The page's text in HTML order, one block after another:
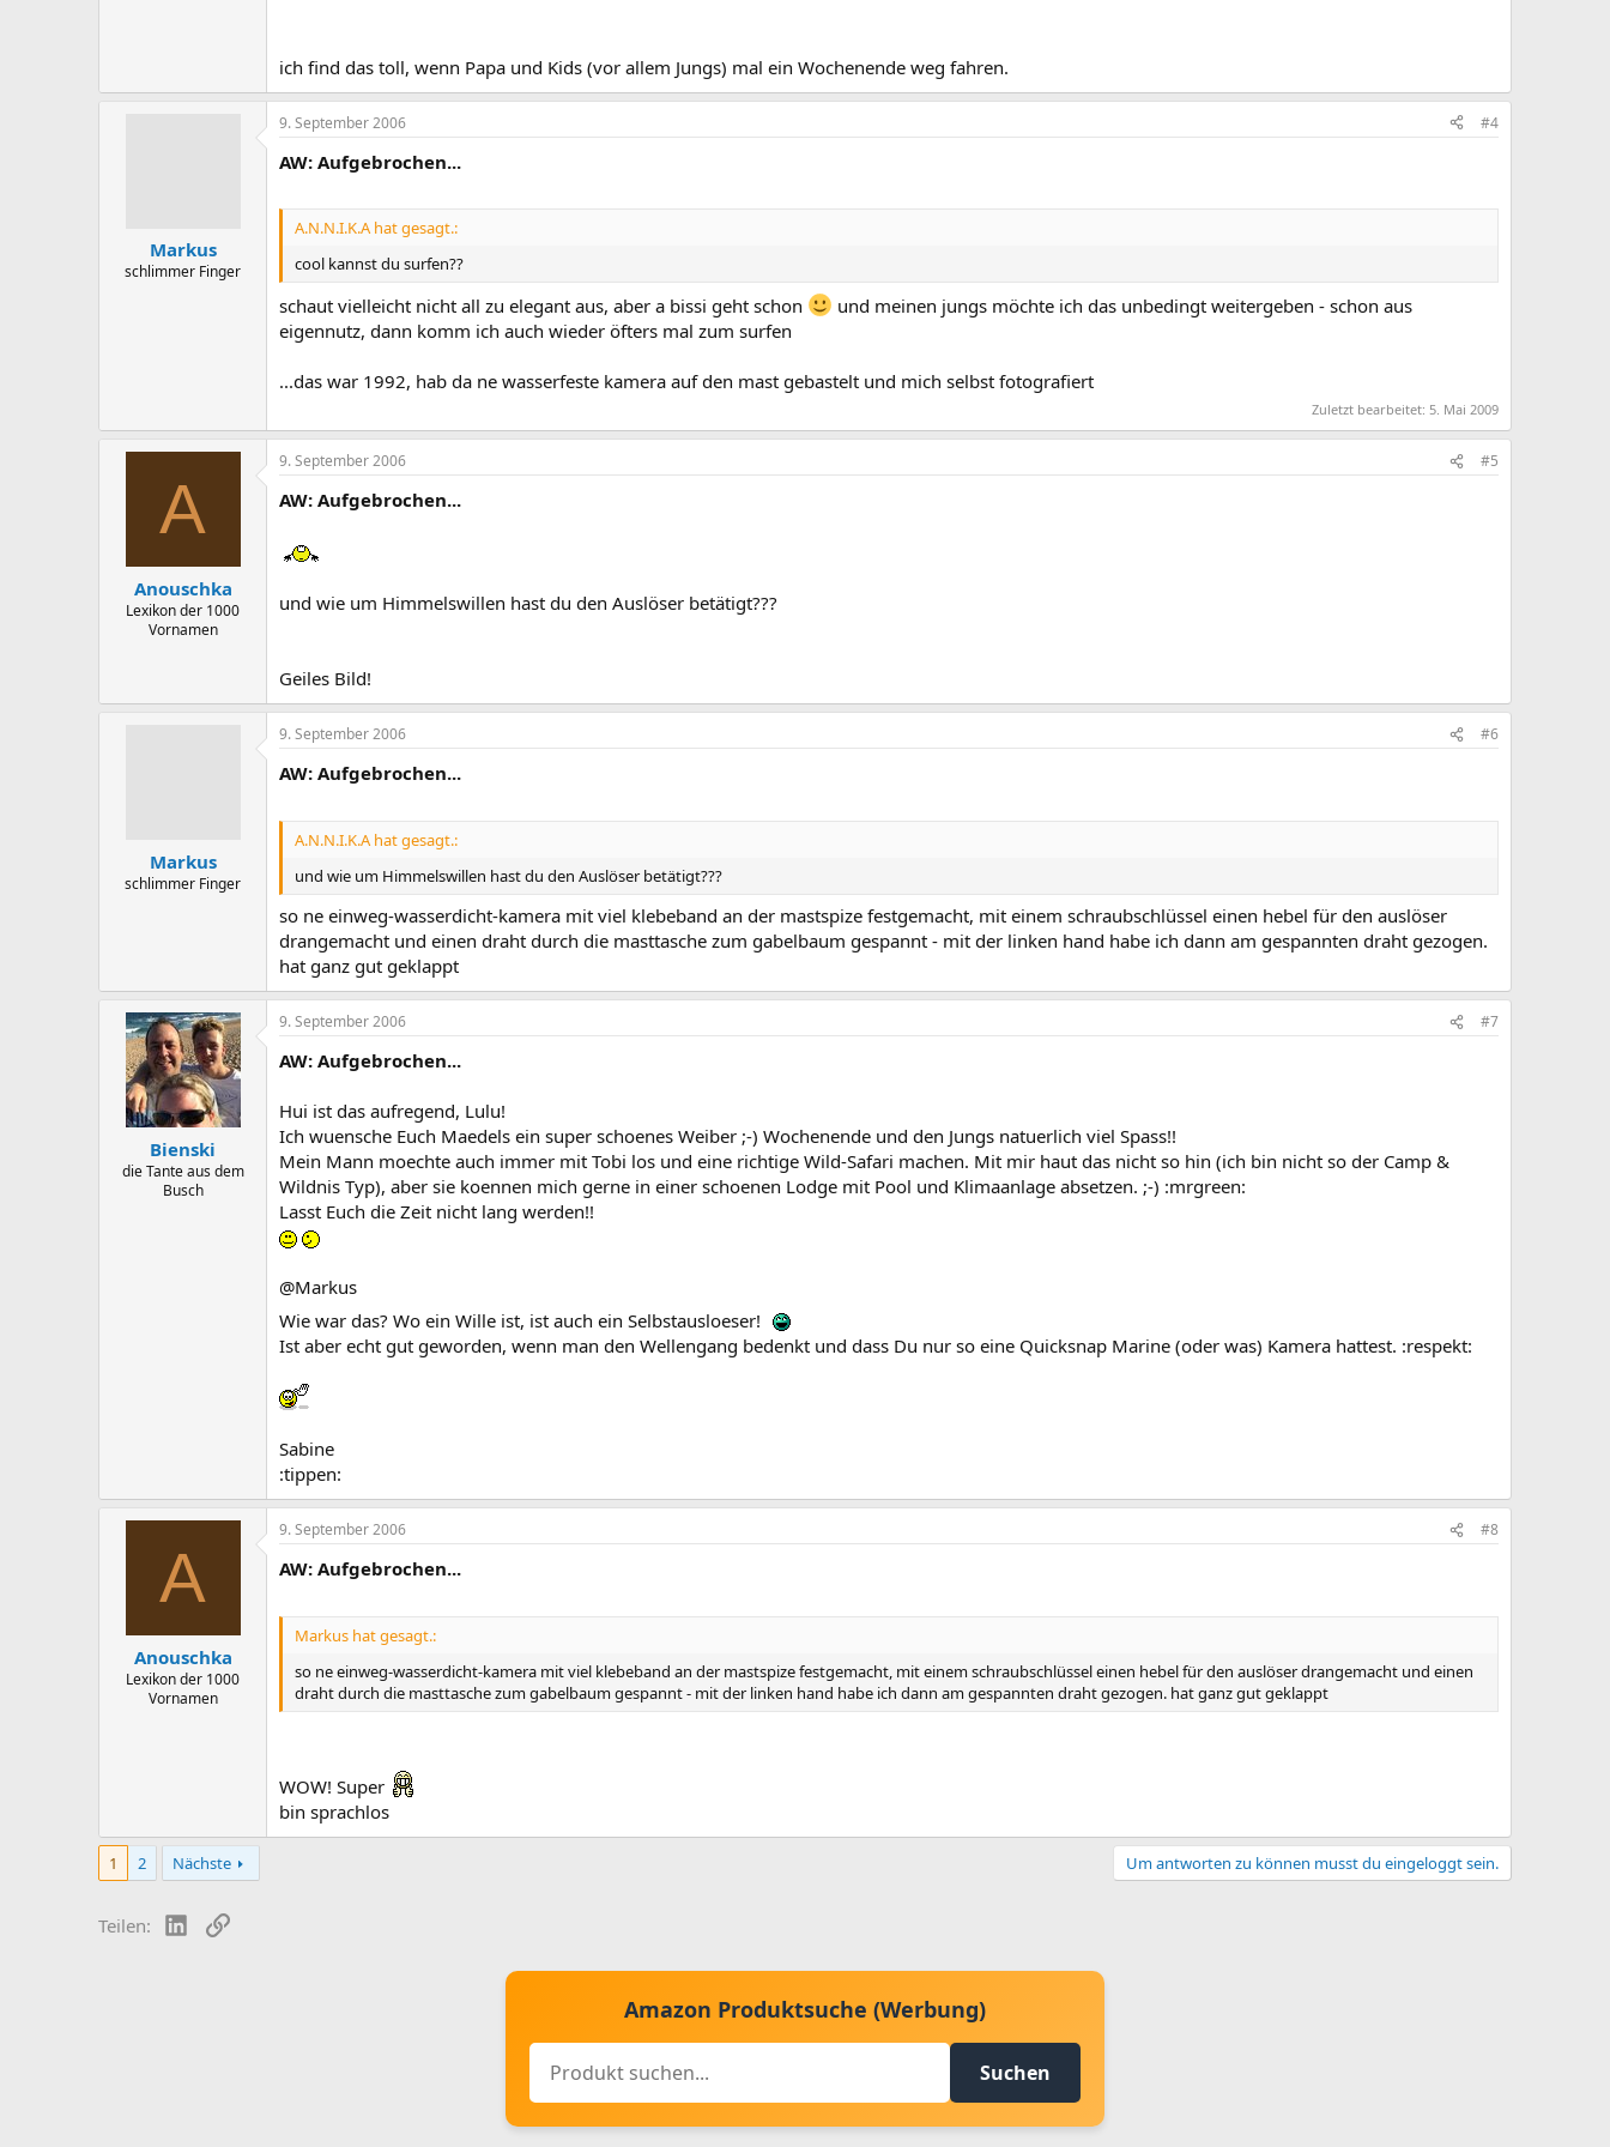
ich find das toll, wenn Papa und Kids (vor allem Jungs) mal ein Wochenende weg fahren.
Markus
schlimmer Finger
9. September 2006 #4
AW: Aufgebrochen...
A.N.N.I.K.A hat gesagt.:
cool kannst du surfen??
schaut vielleicht nicht all zu elegant aus, aber a bissi geht schon
und meinen jungs möchte ich das unbedingt weitergeben - schon aus
eigennutz, dann komm ich auch wieder öfters mal zum surfen
...das war 1992, hab da ne wasserfeste kamera auf den mast gebastelt und mich selbst fotografiert
Zuletzt bearbeitet: 5. Mai 2009
A
Anouschka
Lexikon der 1000
Vornamen
9. September 2006 #5
AW: Aufgebrochen...
und wie um Himmelswillen hast du den Auslöser betätigt???
Geiles Bild!
Markus
schlimmer Finger
9. September 2006 #6
AW: Aufgebrochen...
A.N.N.I.K.A hat gesagt.:
und wie um Himmelswillen hast du den Auslöser betätigt???
so ne einweg-wasserdicht-kamera mit viel klebeband an der mastspize festgemacht, mit einem schraubschlüssel einen hebel für den auslöser
drangemacht und einen draht durch die masttasche zum gabelbaum gespannt - mit der linken hand habe ich dann am gespannten draht gezogen.
hat ganz gut geklappt
Bienski
die Tante aus dem
Busch
9. September 2006 #7
AW: Aufgebrochen...
Hui ist das aufregend, Lulu!
Ich wuensche Euch Maedels ein super schoenes Weiber ;-) Wochenende und den Jungs natuerlich viel Spass!!
Mein Mann moechte auch immer mit Tobi los und eine richtige Wild-Safari machen. Mit mir haut das nicht so hin (ich bin nicht so der Camp &
Wildnis Typ), aber sie koennen mich gerne in einer schoenen Lodge mit Pool und Klimaanlage absetzen. ;-) :mrgreen:
Lasst Euch die Zeit nicht lang werden!!
@Markus
Wie war das? Wo ein Wille ist, ist auch ein Selbstausloeser!
Ist aber echt gut geworden, wenn man den Wellengang bedenkt und dass Du nur so eine Quicksnap Marine (oder was) Kamera hattest. :respekt:
Sabine
:tippen:
A
Anouschka
Lexikon der 1000
Vornamen
9. September 2006 #8
AW: Aufgebrochen...
Markus hat gesagt.:
so ne einweg-wasserdicht-kamera mit viel klebeband an der mastspize festgemacht, mit einem schraubschlüssel einen hebel für den auslöser drangemacht und einen
draht durch die masttasche zum gabelbaum gespannt - mit der linken hand habe ich dann am gespannten draht gezogen. hat ganz gut geklappt
WOW! Super
bin sprachlos
1 2 Nächste Um antworten zu können musst du eingeloggt sein.
Teilen: LinkedIn
Link
Amazon Produktsuche (Werbung)
Suchen